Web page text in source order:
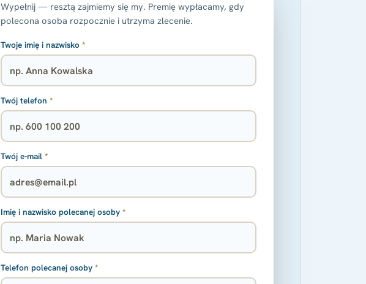
Wypełnij — resztą zajmiemy się my. Premię wypłacamy, gdy
polecona osoba rozpocznie i utrzyma zlecenie.
Twoje imię i nazwisko *
Twój telefon *
Twój e-mail *
Imię i nazwisko polecanej osoby *
Telefon polecanej osoby *